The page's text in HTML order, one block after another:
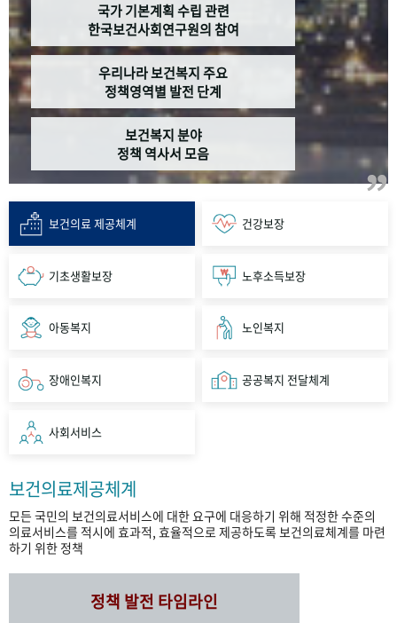
국가 기본계획 수립 관련
한국보건사회연구원의 참여
우리나라 보건복지 주요
정책영역별 발전 단계
보건복지 분야
정책 역사서 모음
보건의료 제공체계 건강보장
기초생활보장 노후소득보장
아동복지 노인복지
장애인복지 공공복지 전달체계
사회서비스
보건의료제공체계
모든 국민의 보건의료서비스에 대한 요구에 대응하기 위해 적정한 수준의
의료서비스를 적시에 효과적, 효율적으로 제공하도록 보건의료체계를 마련
하기 위한 정책
정책 발전 타임라인